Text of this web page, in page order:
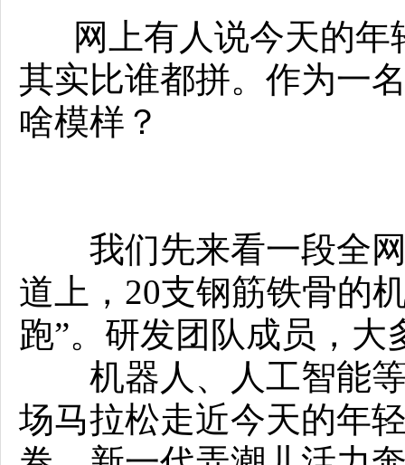
网上有人说今天的年
其实比谁都拼。作为一
啥模样？
我们先来看一段全网
道上，20支钢筋铁骨的
跑”。研发团队成员，
机器人、人工智能等
场马拉松走近今天的年